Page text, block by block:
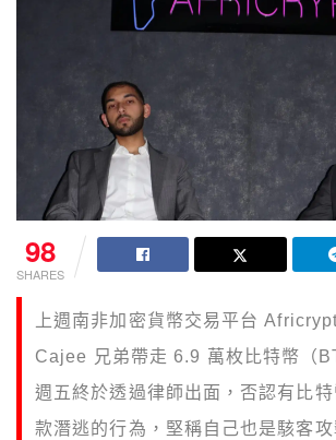
98
SHARES
上週南非加密貨幣交易平台
Cajee 兄弟帶走 6.9 萬枚比特幣（
週五終於透過律師出面，否認有比
款潛逃的行為，堅稱自己也是駭客攻